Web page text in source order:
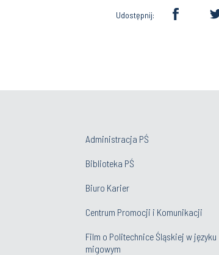
Udostępnij:
Administracja PŚ
Biblioteka PŚ
Biuro Karier
Centrum Promocji i Komunikacji
Film o Politechnice Śląskiej w języku
migowym